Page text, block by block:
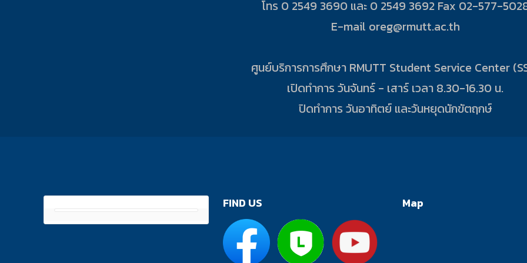
โทร 0 2549 3690 และ 0 2549 3692 Fax 02-577-
E-mail oreg@rmutt.ac.th
ศูนย์บริการการศึกษา RMUTT Student Service Center
เปิดทำการ วันจันทร์ - เสาร์ เวลา 8.30-16.30 น.
ปิดทำการ วันอาทิตย์ และวันหยุดนักขัตฤกษ์
FIND US Map